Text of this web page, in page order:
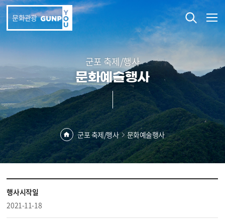
본문 바로가기
문화관광
군포 축제/행사
문화예술행사
군포 축제/행사 문화예술행사
행사시작일
2021-11-18